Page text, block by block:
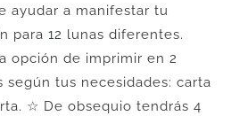
ayudar a manifestar tu
para 12 lunas diferentes.
opción de imprimir en 2
según tus necesidades: carta
☆ De obsequio tendrás 4